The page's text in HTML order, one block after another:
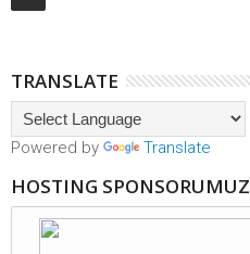
TRANSLATE
Powered by Translate
HOSTING SPONSORUMUZ